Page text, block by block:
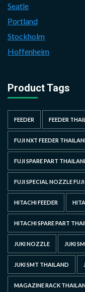
Seatle
Portland
Stockholm
Hoffenheim
Product Tags
FEEDER FEEDER
FUJI NXT FEEDER
FUJI SPARE PART
FUJI SPECIAL NOZZLE
HITACHI FEEDER
HITACHI SPARE PART
JUKI NOZZLE JUKI
JUKI SMT THAILAND
MAGAZINE RACK